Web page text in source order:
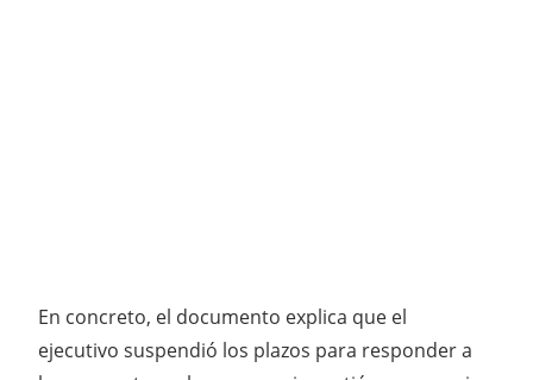
En concreto, el documento explica que el
ejecutivo suspendió los plazos para responder a